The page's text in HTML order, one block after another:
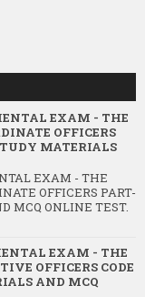
EXAM - THE
OFFICERS
MATERIALS
EXAM - THE
OFFICERS PART-
MCQ ONLINE TEST.
EXAM - THE
OFFICERS CODE
AND MCQ